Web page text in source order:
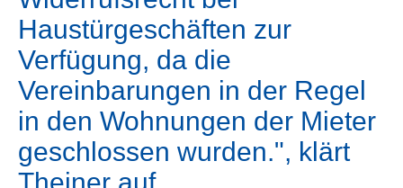
Haustürgeschäften zur
Verfügung, da die
Vereinbarungen in der Regel
in den Wohnungen der Mieter
geschlossen wurden.", klärt